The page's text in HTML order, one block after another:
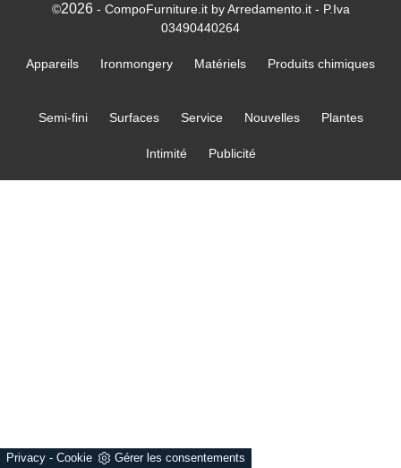
Privacy - Cookie Gérer les consentements
©2026- CompoFurniture.it by Arredamento.it - P.Iva
03490440264
Appareils Ironmongery Matériels Produits chimiques
Semi-fini Surfaces Service Nouvelles Plantes
Intimité Publicité